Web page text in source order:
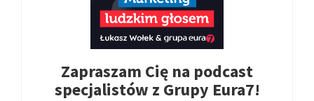
Zapraszam Cię na podcast
specjalistów z Grupy Eura7!